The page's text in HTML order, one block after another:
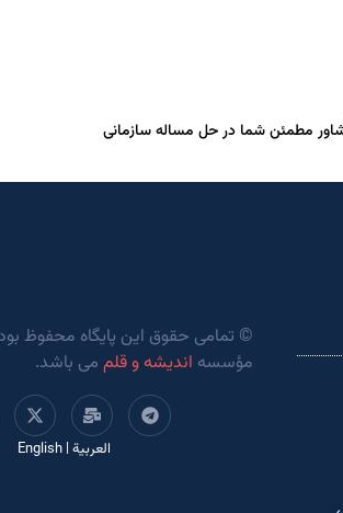
مطمئن شما در حل مساله سازمانی
© تمامی حقوق این پایگاه محفوظ
مؤسسه اندیشه و قلممی باشد.
العربية |
English